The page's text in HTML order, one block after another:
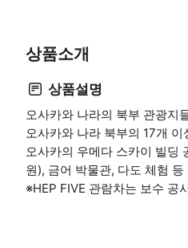
상품소개
상품설명
오사카와 나라의 북부 관광지
오사카와 나라 북부의 17개
오사카의 우메다 스카이 빌딩
원), 금어 박물관, 다도 체험
※HEP FIVE 관람차는 보수